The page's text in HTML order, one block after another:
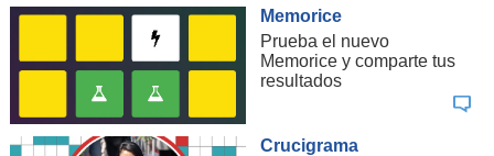
Memorice
Prueba el nuevo
Memorice y comparte tus
resultados
Crucigrama